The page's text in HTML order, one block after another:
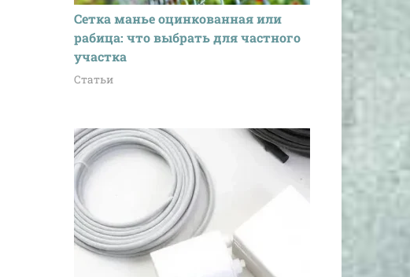
Сетка манье оцинкованная или
рабица: что выбрать для частного
участка
Статьи